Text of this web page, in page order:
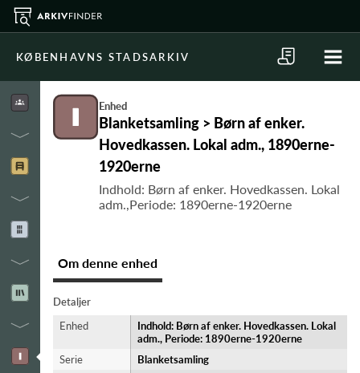
KØBENHAVNS STADSARKIV
Enhed
Blanketsamling > Børn af enker.
Hovedkassen. Lokal adm., 1890erne-
1920erne
Indhold: Børn af enker. Hovedkassen. Lokal
adm.,Periode: 1890erne-1920erne
Om denne enhed
Detaljer
Enhed
Indhold: Børn af enker. Hovedkassen. Lokal
adm., Periode: 1890erne-1920erne
Serie
Blanketsamling